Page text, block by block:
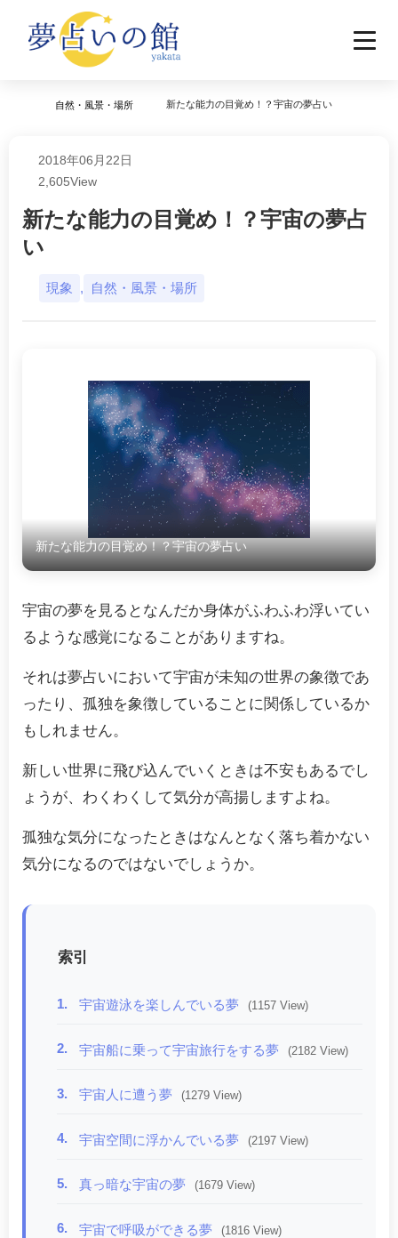
自然・風景・場所 新たな能力の目覚め！？宇宙の夢占い
2018年06月22日
2,605View
新たな能力の目覚め！？宇宙の夢占
い
現象 , 自然・風景・場所
新たな能力の目覚め！？宇宙の夢占い
宇宙の夢を見るとなんだか身体がふわふわ浮いてい
るような感覚になることがありますね。
それは夢占いにおいて宇宙が未知の世界の象徴であ
ったり、孤独を象徴していることに関係しているか
もしれません。
新しい世界に飛び込んでいくときは不安もあるでし
ょうが、わくわくして気分が高揚しますよね。
孤独な気分になったときはなんとなく落ち着かない
気分になるのではないでしょうか。
索引
1. 宇宙遊泳を楽しんでいる夢 (1157 View)
2. 宇宙船に乗って宇宙旅行をする夢 (2182 View)
3. 宇宙人に遭う夢 (1279 View)
4. 宇宙空間に浮かんでいる夢 (2197 View)
5. 真っ暗な宇宙の夢 (1679 View)
6. 宇宙で呼吸ができる夢 (1816 View)